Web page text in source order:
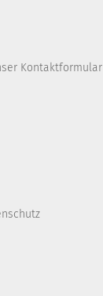
Kontaktformular